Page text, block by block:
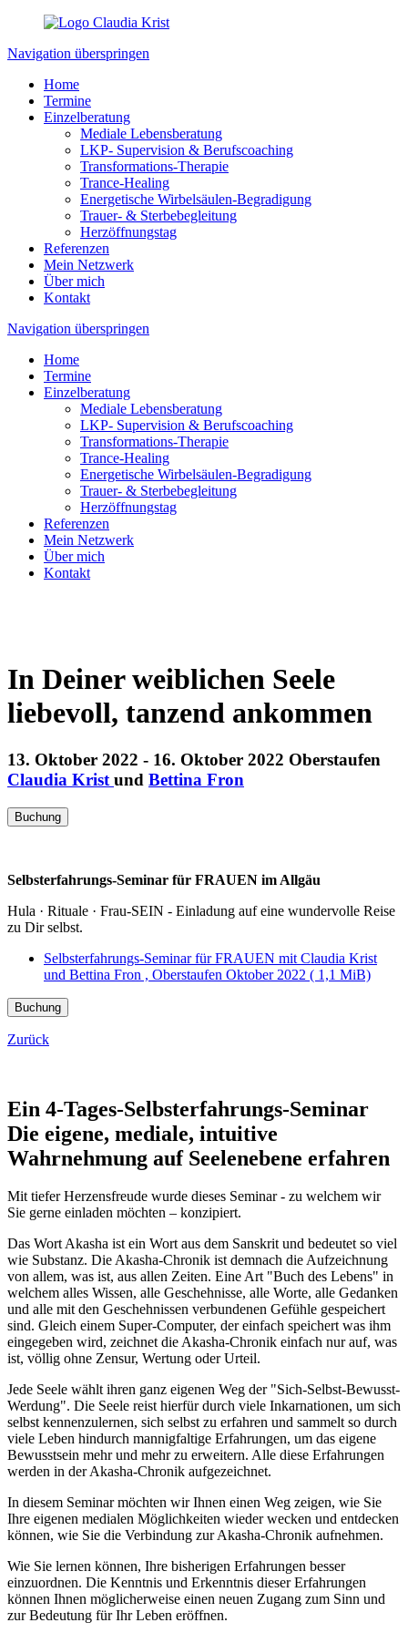
Navigation überspringen
Home
Termine
Einzelberatung
Mediale Lebensberatung
LKP- Supervision & Berufscoaching
Transformations-Therapie
Trance-Healing
Energetische Wirbelsäulen-Begradigung
Trauer- & Sterbebegleitung
Herzöffnungstag
Referenzen
Mein Netzwerk
Über mich
Kontakt
Navigation überspringen
Home
Termine
Einzelberatung
Mediale Lebensberatung
LKP- Supervision & Berufscoaching
Transformations-Therapie
Trance-Healing
Energetische Wirbelsäulen-Begradigung
Trauer- & Sterbebegleitung
Herzöffnungstag
Referenzen
Mein Netzwerk
Über mich
Kontakt
In Deiner weiblichen Seele
liebevoll, tanzend ankommen
13. Oktober 2022 - 16. Oktober 2022 Oberstaufen
Claudia Krist und Bettina Fron
Buchung
Selbsterfahrungs-Seminar für FRAUEN im Allgäu
Hula · Rituale · Frau-SEIN - Einladung auf eine wundervolle Reise
zu Dir selbst.
Selbsterfahrungs-Seminar für FRAUEN mit Claudia Krist
und Bettina Fron , Oberstaufen Oktober 2022 ( 1,1 MiB)
Buchung
Zurück
Ein 4-Tages-Selbsterfahrungs-Seminar
Die eigene, mediale, intuitive
Wahrnehmung auf Seelenebene erfahren
Mit tiefer Herzensfreude wurde dieses Seminar - zu welchem wir
Sie gerne einladen möchten – konzipiert.
Das Wort Akasha ist ein Wort aus dem Sanskrit und bedeutet so viel
wie Substanz. Die Akasha-Chronik ist demnach die Aufzeichnung
von allem, was ist, aus allen Zeiten. Eine Art "Buch des Lebens" in
welchem alles Wissen, alle Geschehnisse, alle Worte, alle Gedanken
und alle mit den Geschehnissen verbundenen Gefühle gespeichert
sind. Gleich einem Super-Computer, der einfach speichert was ihm
eingegeben wird, zeichnet die Akasha-Chronik einfach nur auf, was
ist, völlig ohne Zensur, Wertung oder Urteil.
Jede Seele wählt ihren ganz eigenen Weg der "Sich-Selbst-Bewusst-
Werdung". Die Seele reist hierfür durch viele Inkarnationen, um sich
selbst kennenzulernen, sich selbst zu erfahren und sammelt so durch
viele Leben hindurch mannigfaltige Erfahrungen, um das eigene
Bewusstsein mehr und mehr zu erweitern. Alle diese Erfahrungen
werden in der Akasha-Chronik aufgezeichnet.
In diesem Seminar möchten wir Ihnen einen Weg zeigen, wie Sie
Ihre eigenen medialen Möglichkeiten wieder wecken und entdecken
können, wie Sie die Verbindung zur Akasha-Chronik aufnehmen.
Wie Sie lernen können, Ihre bisherigen Erfahrungen besser
einzuordnen. Die Kenntnis und Erkenntnis dieser Erfahrungen
können Ihnen möglicherweise einen neuen Zugang zum Sinn und
zur Bedeutung für Ihr Leben eröffnen.